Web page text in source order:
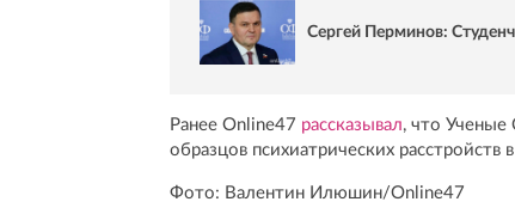
Сергей Перминов:
Ранее Online47 рассказывал, что Ученые
образцов психиатрических расстройств
Фото: Валентин Илюшин/Online47